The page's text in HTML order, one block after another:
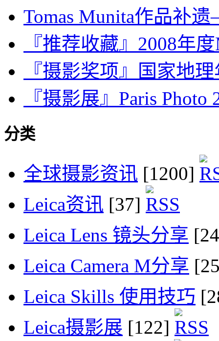
Tomas Munita作品补
『推荐收藏』2008年
『摄影奖项』国家地
『摄影展』Paris
分类
全球摄影资讯 [1200]
Leica资讯 [37]
Leica Lens 镜头分享
Leica Camera M分享
Leica Skills 使用技巧
Leica摄影展 [122]